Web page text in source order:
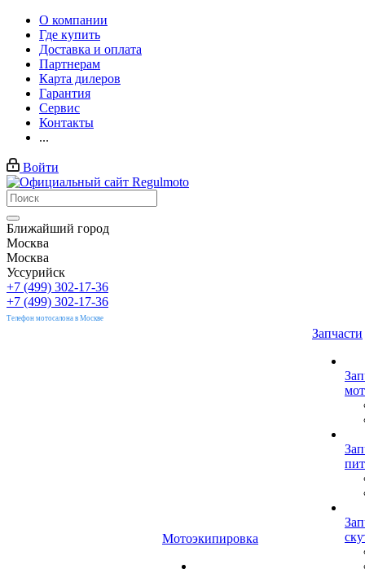
О компании
Где купить
Доставка и оплата
Партнерам
Карта дилеров
Гарантия
Сервис
Контакты
...
Войти
Ближайший город
Москва
Москва
Уссурийск
+7 (499) 302-17-36
+7 (499) 302-17-36
Телефон мотосалона в Москве
Мотоэкипировка
Запчасти